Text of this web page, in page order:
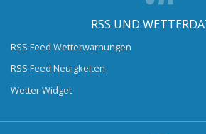
RSS UND
RSS Feed Wetterwarnungen
RSS Feed Neuigkeiten
Wetter Widget